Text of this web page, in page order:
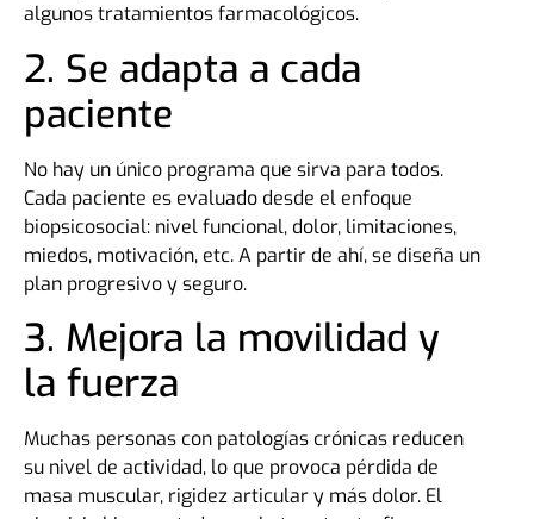
algunos tratamientos farmacológicos.
2. Se adapta a cada
paciente
No hay un único programa que sirva para todos.
Cada paciente es evaluado desde el enfoque
biopsicosocial: nivel funcional, dolor, limitaciones,
miedos, motivación, etc. A partir de ahí, se diseña un
plan progresivo y seguro.
3. Mejora la movilidad y
la fuerza
Muchas personas con patologías crónicas reducen
su nivel de actividad, lo que provoca pérdida de
masa muscular, rigidez articular y más dolor. El